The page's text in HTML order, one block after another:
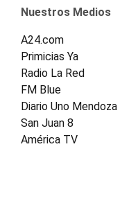
Nuestros Medios
A24.com
Primicias Ya
Radio La Red
FM Blue
Diario Uno Mendoza
San Juan 8
América TV